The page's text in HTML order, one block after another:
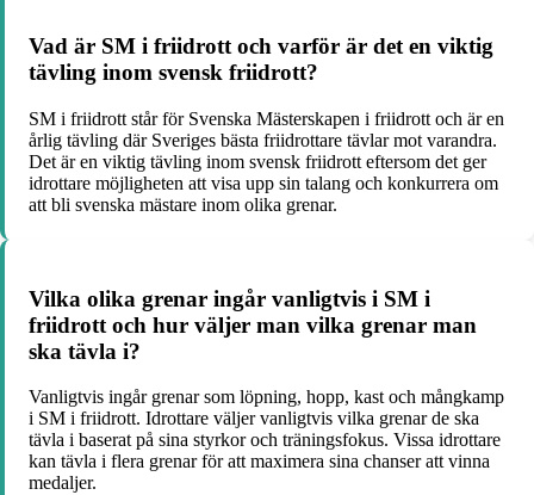
Vad är SM i friidrott och varför är det en viktig
tävling inom svensk friidrott?
SM i friidrott står för Svenska Mästerskapen i friidrott och är en
årlig tävling där Sveriges bästa friidrottare tävlar mot varandra.
Det är en viktig tävling inom svensk friidrott eftersom det ger
idrottare möjligheten att visa upp sin talang och konkurrera om
att bli svenska mästare inom olika grenar.
Vilka olika grenar ingår vanligtvis i SM i
friidrott och hur väljer man vilka grenar man
ska tävla i?
Vanligtvis ingår grenar som löpning, hopp, kast och mångkamp
i SM i friidrott. Idrottare väljer vanligtvis vilka grenar de ska
tävla i baserat på sina styrkor och träningsfokus. Vissa idrottare
kan tävla i flera grenar för att maximera sina chanser att vinna
medaljer.